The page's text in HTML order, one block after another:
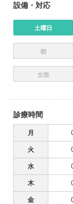
設備・対応
土曜日
朝
女医
診療時間
月
火
水
木
金